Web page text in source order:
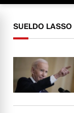
SUELDO LASSO